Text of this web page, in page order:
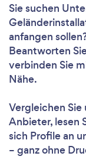
Sie suchen
anfangen
Beantworten
verbinden Sie
Nähe.
Vergleichen
Anbieter, lesen
sich Profile an
– ganz ohne